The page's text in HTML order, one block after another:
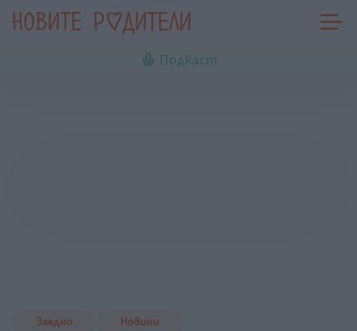
Подкаст
Заедно Новини